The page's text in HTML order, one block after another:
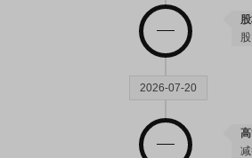
2026-07-20